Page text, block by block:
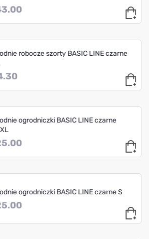
robocze szorty BASIC LINE czarne
ogrodniczki BASIC LINE czarne
ogrodniczki BASIC LINE czarne S